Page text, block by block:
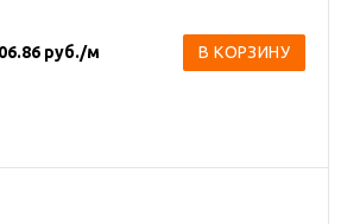
руб./м В КОРЗИНУ